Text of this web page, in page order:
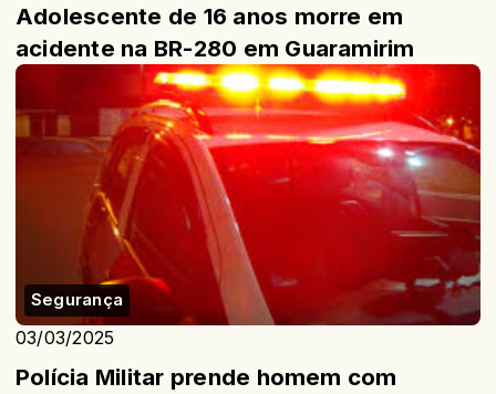
Adolescente de 16 anos morre em
acidente na BR-280 em Guaramirim
Segurança
03/03/2025
Polícia Militar prende homem com